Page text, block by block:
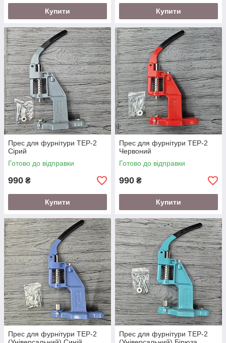
Купити Купити
Прес для фурнітури ТЕР-2
Сірий
Готово до відправки
990 ₴
Купити
Прес для фурнітури ТЕР-2
Червоний
Готово до відправки
990 ₴
Купити
Прес для фурнітури TEP-2
Прес для фурнітури TEP-2